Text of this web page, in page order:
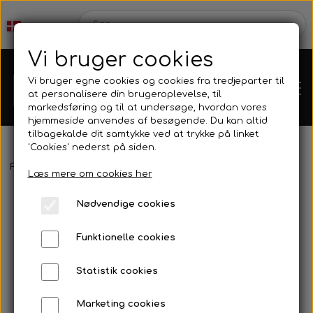
Webshop
Produkt Nyheder
Tilbud
Kleinsub
Billedgalleri
Forside
Vi bruger cookies
Vi bruger egne cookies og cookies fra tredjeparter til
at personalisere din brugeroplevelse, til
markedsføring og til at undersøge, hvordan vores
hjemmeside anvendes af besøgende. Du kan altid
tilbagekalde dit samtykke ved at trykke på linket
'Cookies' nederst på siden.
Læs mere om cookies her
Nødvendige cookies
Funktionelle cookies
Statistik cookies
Marketing cookies